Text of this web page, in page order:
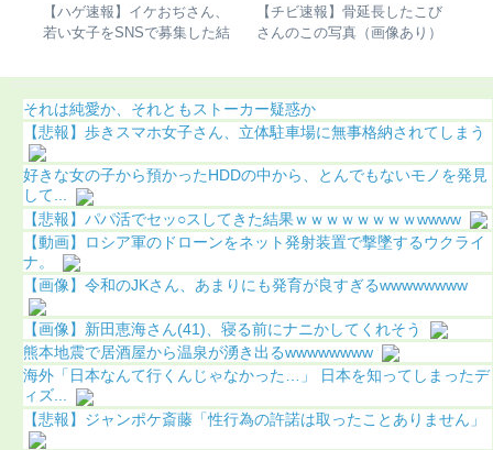
【ハゲ速報】人気声優の杉田
智和さん、とんでもない髪型
【ハゲ速報】ダウン浜田雅功
さん、ハゲ散らかってしまう
それは純愛か、それともストーカー疑惑か
【悲報】歩きスマホ女子さん、立体駐車場に無事格納されてしまう
好きな女の子から預かったHDDの中から、とんでもないモノを発見
して...
【悲報】パパ活でセッ○スしてきた結果ｗｗｗｗｗｗｗｗwwww
【動画】ロシア軍のドローンをネット発射装置で撃墜するウクライ
ナ。
【画像】令和のJKさん、あまりにも発育が良すぎるwwwwwwww
【画像】新田恵海さん(41)、寝る前にナニかしてくれそう
熊本地震で居酒屋から温泉が湧き出るwwwwwwww
海外「日本なんて行くんじゃなかった…」 日本を知ってしまったデ
ィズ...
【悲報】ジャンポケ斎藤「性行為の許諾は取ったことありません」